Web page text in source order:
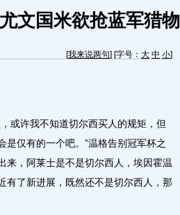
文国米欲抢蓝军猎物
[我来说两句] [字号： 大 中 小]
许我不知道切尔西买人的规矩，但
仅有的一个吧。”温格告别冠军杯之
来，阿莱士是不是切尔西人，埃因霍温
有了新进展，既然还不是切尔西人，那